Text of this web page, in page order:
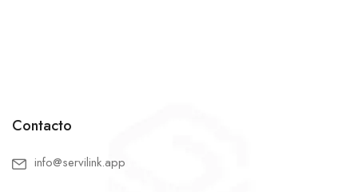
Contacto
info@servilink.app